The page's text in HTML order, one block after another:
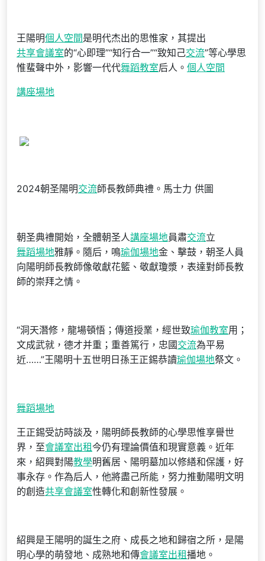
王陽明個人空間是明代杰出的思惟家，其提出
共享會議室的“心即理”“知行合一”“致知己交流”等心學思
惟蜚聲中外，影響一代代舞蹈教室后人。 個人空間
講座場地
2024朝圣陽明交流師長教師典禮。馬士力 供圖
朝圣典禮開始，全體朝圣人講座場地員肅交流立
舞蹈場地雅靜。隨后，鳴瑜伽場地金、擊鼓，朝圣人員
向陽明師長教師像敬獻花籃、敬獻瓊漿，表達對師長教
師的崇拜之情。
“洞天潛修，龍場頓悟；傳道授業，經世致瑜伽教室用；
文成武就，德才并重；重善篤行，忠國交流為平易
近……”王陽明十五世明日孫王正錫恭讀瑜伽場地祭文。
舞蹈場地
王正錫受訪時談及，陽明師長教師的心學思惟享譽世
界，至會議室出租今仍有理論價值和現實意義。近年
來，紹興對陽教學明舊居、陽明墓加以修繕和保護，好
事永存。作為后人，他將盡己所能，努力推動陽明文明
的創造共享會議室性轉化和創新性發展。
紹興是王陽明的誕生之府、成長之地和歸宿之所，是陽
明心學的萌發地、成熟地和傳會議室出租播地。